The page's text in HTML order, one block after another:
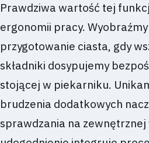
Prawdziwa wartość tej
ergonomii pracy.
przygotowanie ciasta, gdy
składniki dosypujemy
stojącej w piekarniku.
brudzenia dodatkowych
sprawdzania na zewnętrznej